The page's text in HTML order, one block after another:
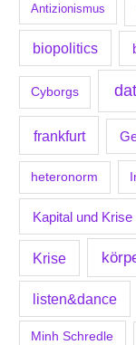
Antizionismus
biopolitics
Cyborgs
frankfurt
heteronorm
Kapital und Krise
Krise
listen&dance
Minh Schredle